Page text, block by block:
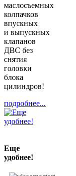
маслосъемных
колпачков
впускных
и выпускных
клапанов
ДВС без
снятия
головки
блока
цилиндров!
подробнее...
Еще
удобнее!